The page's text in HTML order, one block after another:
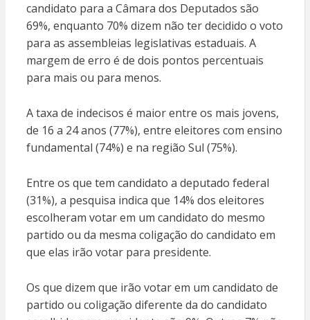
candidato para a Câmara dos Deputados são
69%, enquanto 70% dizem não ter decidido o voto
para as assembleias legislativas estaduais. A
margem de erro é de dois pontos percentuais
para mais ou para menos.
A taxa de indecisos é maior entre os mais jovens,
de 16 a 24 anos (77%), entre eleitores com ensino
fundamental (74%) e na região Sul (75%).
Entre os que tem candidato a deputado federal
(31%), a pesquisa indica que 14% dos eleitores
escolheram votar em um candidato do mesmo
partido ou da mesma coligação do candidato em
que elas irão votar para presidente.
Os que dizem que irão votar em um candidato de
partido ou coligação diferente da do candidato